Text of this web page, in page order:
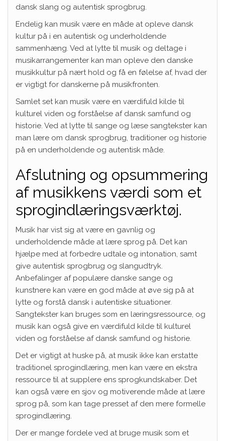
dansk slang og autentisk sprogbrug.
Endelig kan musik være en måde at opleve dansk
kultur på i en autentisk og underholdende
sammenhæng. Ved at lytte til musik og deltage i
musikarrangementer kan man opleve den danske
musikkultur på nært hold og få en følelse af, hvad der
er vigtigt for danskerne på musikfronten.
Samlet set kan musik være en værdifuld kilde til
kulturel viden og forståelse af dansk samfund og
historie. Ved at lytte til sange og læse sangtekster kan
man lære om dansk sprogbrug, traditioner og historie
på en underholdende og autentisk måde.
Afslutning og opsummering
af musikkens værdi som et
sprogindlæringsværktøj.
Musik har vist sig at være en gavnlig og
underholdende måde at lære sprog på. Det kan
hjælpe med at forbedre udtale og intonation, samt
give autentisk sprogbrug og slangudtryk.
Anbefalinger af populære danske sange og
kunstnere kan være en god måde at øve sig på at
lytte og forstå dansk i autentiske situationer.
Sangtekster kan bruges som en læringsressource, og
musik kan også give en værdifuld kilde til kulturel
viden og forståelse af dansk samfund og historie.
Det er vigtigt at huske på, at musik ikke kan erstatte
traditionel sprogindlæring, men kan være en ekstra
ressource til at supplere ens sprogkundskaber. Det
kan også være en sjov og motiverende måde at lære
sprog på, som kan tage presset af den mere formelle
sprogindlæring.
Der er mange fordele ved at bruge musik som et